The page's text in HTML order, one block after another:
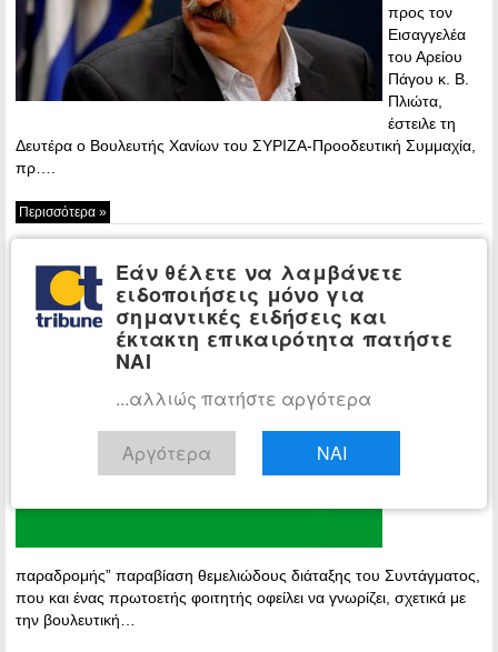
προς τον
Εισαγγελέα
του Αρείου
Πάγου κ. Β.
Πλιώτα,
έστειλε τη
Δευτέρα ο Βουλευτής Χανίων του ΣΥΡΙΖΑ-Προοδευτική Συμμαχία,
πρ….
Περισσότερα »
στον Εισαγγελέα που διέταξε παράνομα
κλήση στον Πολάκη
22:43 -
«Η “εκ
παραδρομής” παραβίαση θεμελιώδους διάταξης του Συντάγματος,
που και ένας πρωτοετής φοιτητής οφείλει να γνωρίζει, σχετικά με
την βουλευτική…
Εάν θέλετε να λαμβάνετε
ειδοποιήσεις μόνο για
σημαντικές ειδήσεις και
έκτακτη επικαιρότητα πατήστε
ΝΑΙ
...αλλιώς πατήστε αργότερα
Αργότερα ΝΑΙ